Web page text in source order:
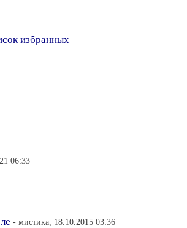
избранных
06:33
- мистика, 18.10.2015 03:36